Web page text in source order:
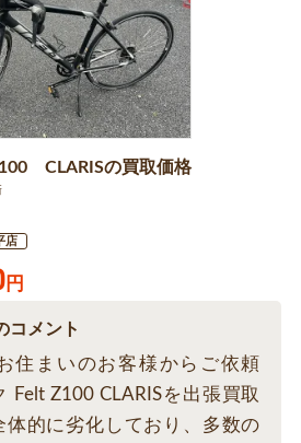
CLARISの買取価格
店
円
コメント
住まいのお客様からご依頼
Felt Z100 CLARISを出張買取
体的に劣化しており、多数の